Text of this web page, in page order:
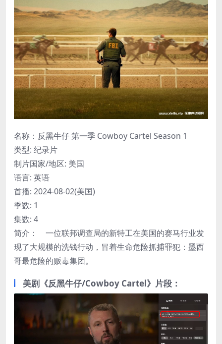
名称：反黑牛仔 第一季 Cowboy Cartel Season 1
类型: 纪录片
制片国家/地区: 美国
语言: 英语
首播: 2024-08-02(美国)
季数: 1
集数: 4
简介： 一位联邦调查局的新特工在美国的赛马行业发
现了大规模的洗钱行动，冒着生命危险抓捕罪犯：墨西
哥最危险的贩毒集团。
美剧《反黑牛仔/Cowboy Cartel》片段：